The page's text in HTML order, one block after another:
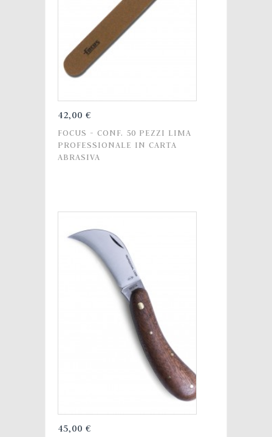
42,00 €
FOCUS - CONF. 50 PEZZI LIMA
PROFESSIONALE IN CARTA
ABRASIVA
45,00 €